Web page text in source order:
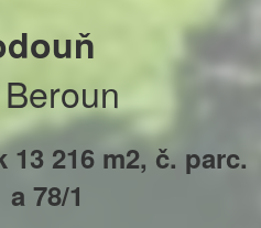
216 m2, č. parc.
a 78/1